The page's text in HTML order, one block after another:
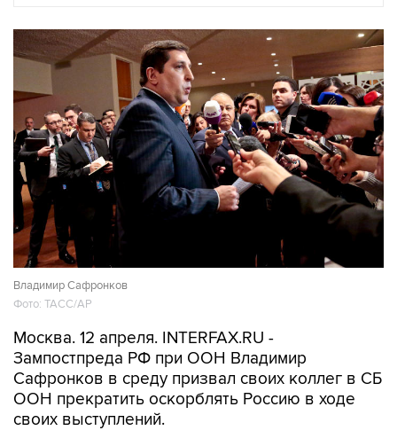
Владимир Сафронков
Фото: ТАСС/AP
Москва. 12 апреля. INTERFAX.RU -
Зампостпреда РФ при ООН Владимир
Сафронков в среду призвал своих коллег в СБ
ООН прекратить оскорблять Россию в ходе
своих выступлений.